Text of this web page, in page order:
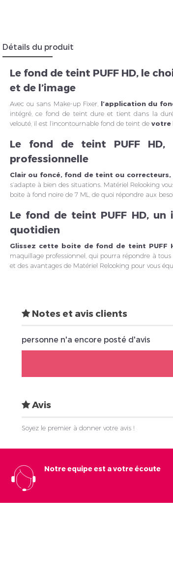
Détails du produit
Le fond de teint PUFF HD, le
et de l’image
Avec ou sans Make-up Fixer, l’application du
intégré, ce fond de teint dure et tient dans la
velouté, il est l’incontournable fond de teint de votre
Le fond de teint PUFF HD,
professionnelle
Clair ou foncé, fond de teint ou correcteurs,
s’adapte à bien des situations. Matériel Relooking
boite à fond noire de 7 ML, de quoi répondre aux
Le fond de teint PUFF HD,
quotidien
Glissez cette boite de fond de teint PUFF
maquillage professionnel, qui pourra répondre à
et des avantages de Matériel Relooking pour vous
Notes et avis clients
personne n'a encore posté d'avis
Avis
Soyez le premier à donner votre avis !
Notre equipe est a votre écoute